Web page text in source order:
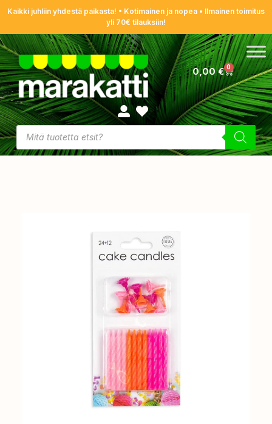
Kaikki juhliin yhdestä paikasta! • Kotimainen ja nopea • Ilmainen toimitus
yli 70€ tilauksiin!
0,00€ 0